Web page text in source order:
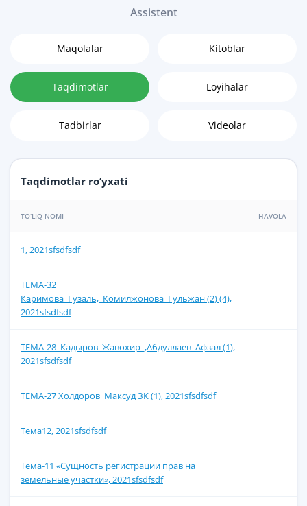
Assistent
Maqolalar Kitoblar
Taqdimotlar Loyihalar
Tadbirlar Videolar
Taqdimotlar ro‘yxati
TO‘LIQ NOMI HAVOLA
1, 2021sfsdfsdf
ТЕМА-32
Каримова_Гузаль,_Комилжонова_Гульжан (2) (4),
2021sfsdfsdf
ТЕМА-28_Кадыров_Жавохир_,Абдуллаев_Афзал (1),
2021sfsdfsdf
ТЕМА-27 Холдоров_Максуд ЗК (1), 2021sfsdfsdf
Тема12, 2021sfsdfsdf
Тема-11 «Сущность регистрации прав на
земельные участки», 2021sfsdfsdf